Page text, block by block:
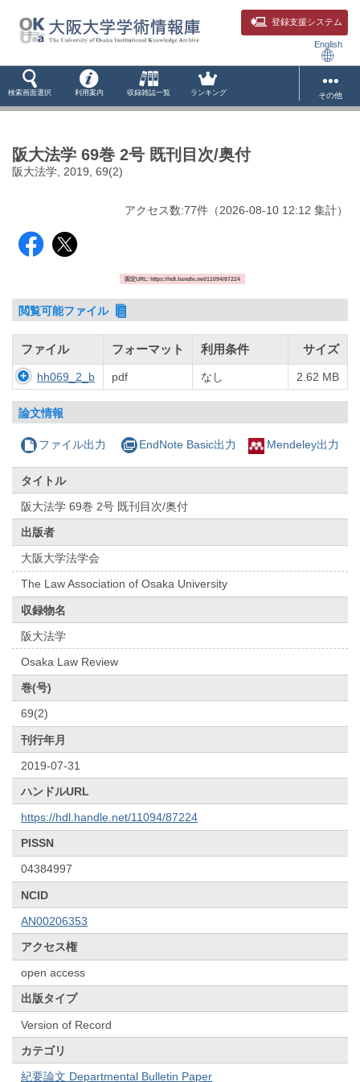
登録支援システム
English
検索画面選択 利用案内 収録雑誌一覧 ランキング その他
阪大法学 69巻 2号 既刊目次/奥付
阪大法学, 2019, 69(2)
アクセス数:77件 （2026-08-10 12:12 集計）
固定URL: https://hdl.handle.net/11094/87224
閲覧可能ファイル
ファイル フォーマット 利用条件 サイズ
hh069_2_b pdf なし 2.62 MB
論文情報
ファイル出力 EndNote Basic出力 Mendeley出力
タイトル
阪大法学 69巻 2号 既刊目次/奥付
出版者
大阪大学法学会
The Law Association of Osaka University
収録物名
阪大法学
Osaka Law Review
巻(号)
69(2)
刊行年月
2019-07-31
ハンドルURL
https://hdl.handle.net/11094/87224
PISSN
04384997
NCID
AN00206353
アクセス権
open access
出版タイプ
Version of Record
カテゴリ
紀要論文 Departmental Bulletin Paper